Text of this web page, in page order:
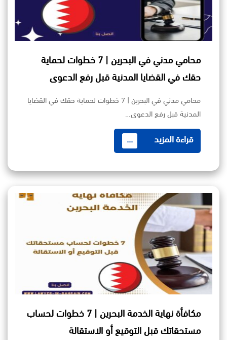
محامي مدني في البحرين | 7 خطوات لحماية
حقك في القضايا المدنية قبل رفع الدعوى
محامي مدني في البحرين | 7 خطوات لحماية حقك في القضايا
المدنية قبل رفع الدعوى…
قراءة المزيد ...
مكافأة نهاية الخدمة البحرين | 7 خطوات لحساب
مستحقاتك قبل التوقيع أو الاستقالة